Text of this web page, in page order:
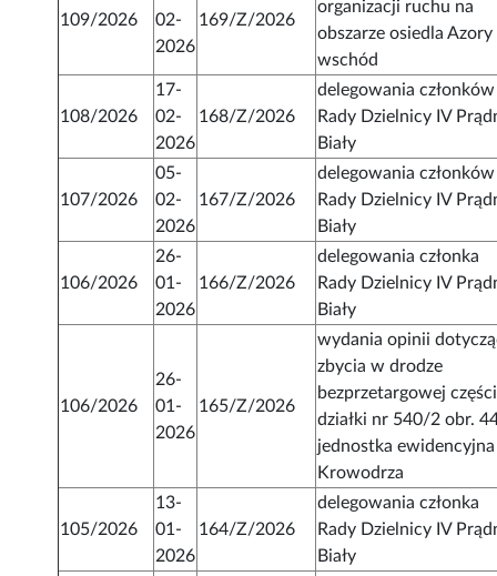
109/2026
02-
2026
169/Z/2026
organizacji ruchu na
obszarze osiedla Azory
wschód
108/2026
17-
02-
2026
168/Z/2026
delegowania członków
Rady Dzielnicy IV
Biały
107/2026
05-
02-
2026
167/Z/2026
delegowania członków
Rady Dzielnicy IV
Biały
106/2026
26-
01-
2026
166/Z/2026
delegowania członka
Rady Dzielnicy IV
Biały
106/2026
26-
01-
2026
165/Z/2026
wydania opinii
zbycia w drodze
bezprzetargowej części
działki nr 540/2 obr.
jednostka ewidencyjna
Krowodrza
105/2026
13-
01-
2026
164/Z/2026
delegowania członka
Rady Dzielnicy IV
Biały